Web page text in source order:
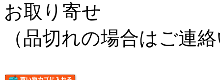
お取り寄せ
（品切れの場合はご連